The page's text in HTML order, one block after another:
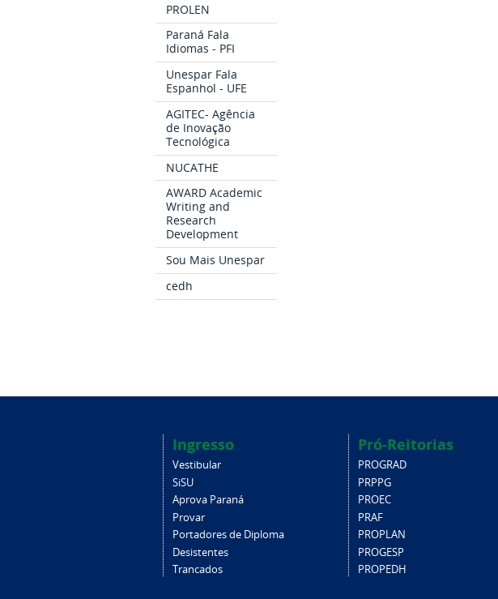
PROLEN
Paraná Fala
Idiomas - PFI
Unespar Fala
Espanhol - UFE
AGITEC- Agência
de Inovação
Tecnológica
NUCATHE
AWARD Academic
Writing and
Research
Development
Sou Mais Unespar
cedh
Ingresso
Vestibular
SiSU
Aprova Paraná
Provar
Portadores de Diploma
Desistentes
Trancados
Pró-Reitorias
PROGRAD
PRPPG
PROEC
PRAF
PROPLAN
PROGESP
PROPEDH